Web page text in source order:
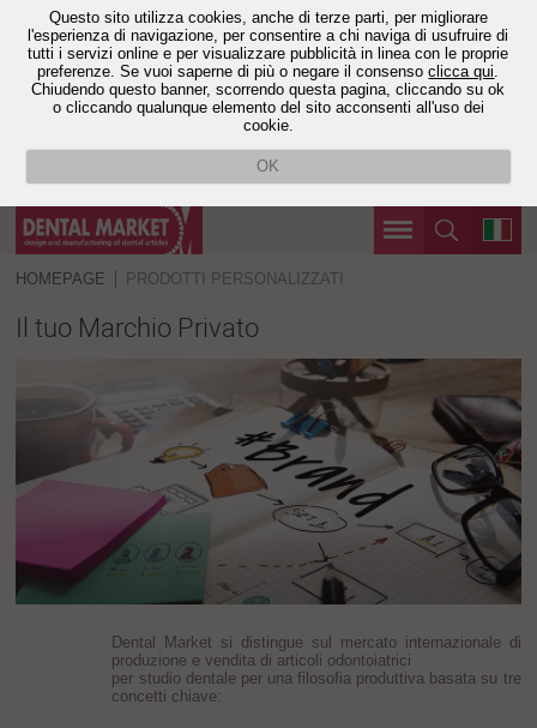
Questo sito utilizza cookies, anche di terze parti, per migliorare
l'esperienza di navigazione, per consentire a chi naviga di usufruire di
tutti i servizi online e per visualizzare pubblicità in linea con le proprie
preferenze. Se vuoi saperne di più o negare il consensoclicca qui
Chiudendo questo banner, scorrendo questa pagina, cliccando su ok
o cliccando qualunque elemento del sito acconsenti all'uso dei
cookie.
OK
HOMEPAGE PRODOTTI PERSONALIZZATI
Il tuo Marchio Privato
Dental Market si distingue sul mercato internazionale di
produzione e vendita di articoli odontoiatrici
per studio dentale per una filosofia produttiva basata su tre
concetti chiave: